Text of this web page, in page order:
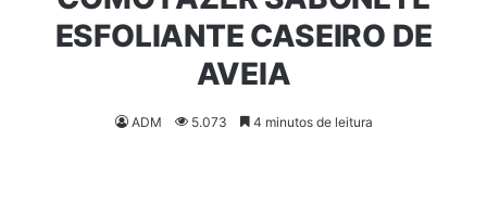
ESFOLIANTE CASEIRO DE
AVEIA
ADM 5.073 4 minutos de leitura